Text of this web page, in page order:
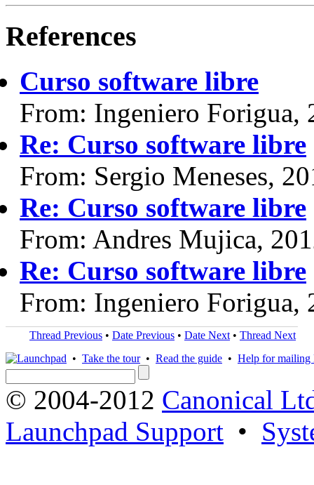
References
Curso software libre
From: Ingeniero Forigua,
Re: Curso software libre
From: Sergio Meneses,
Re: Curso software libre
From: Andres Mujica,
Re: Curso software libre
From: Ingeniero Forigua,
Thread Previous • Date Previous • Date Next • Thread Next
• Take the tour• Read the guide • Help for mailing
© 2004-2012 Canonical
Launchpad Support •